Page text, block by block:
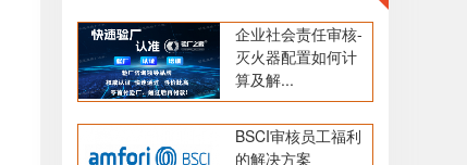
企业社会责任审核-
灭火器配置如何计
算及解...
BSCI审核员工福利
的解决方案